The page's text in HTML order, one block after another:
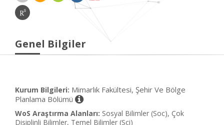
Genel Bilgiler
Kurum Bilgileri: Mimarlık Fakültesi, Şehir Ve Bölge
Planlama Bölümü
WoS Araştırma Alanları: Sosyal Bilimler (Soc), Çok
Disiplinli Bilimler, Temel Bilimler (Sci)